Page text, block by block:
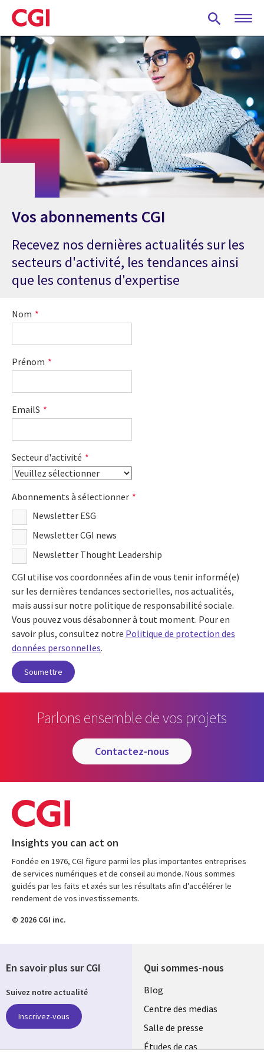
Skip
to
main
content
Vos abonnements CGI
Recevez nos dernières actualités sur les
secteurs d'activité, les tendances ainsi
que les contenus d'expertise
Nom *
Prénom *
EmailS *
Secteur d'activité *
Abonnements à sélectionner *
Newsletter ESG
Newsletter CGI news
Newsletter Thought Leadership
CGI utilise vos coordonnées afin de vous tenir informé(e)
sur les dernières tendances sectorielles, nos actualités,
mais aussi sur notre politique de responsabilité sociale.
Vous pouvez vous désabonner à tout moment. Pour en
savoir plus, consultez notre Politique de protection des
données personnelles.
Parlons ensemble de vos projets
contactez-nous
Insights you can act on
Fondée en 1976, CGI figure parmi les plus importantes entreprises
de services numériques et de conseil au monde. Nous sommes
guidés par les faits et axés sur les résultats afin d’accélérer le
rendement de vos investissements.
© 2026 CGI inc.
Qui sommes-nous
Useful
links
MAROC
Blog
Centre des medias
Salle de presse
Études de cas
En savoir plus sur CGI
Suivez notre actualité
Inscrivez-vous